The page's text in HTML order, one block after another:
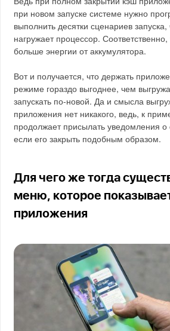
при новом запуске системе нужно
выполнить десятки сценариев запуска,
нагружает процессор. Соответственно,
больше энергии от аккумулятора.
Вот и получается, что держать
режиме гораздо выгоднее, чем
запускать по-новой. Да и смысла
приложения нет никакого, ведь, к
продолжает присылать уведомления
если его закрыть подобным образом.
Для чего же тогда
меню, которое
приложения